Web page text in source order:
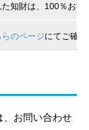
た知財は、100％お
らのページにてご確
、お問い合わせ